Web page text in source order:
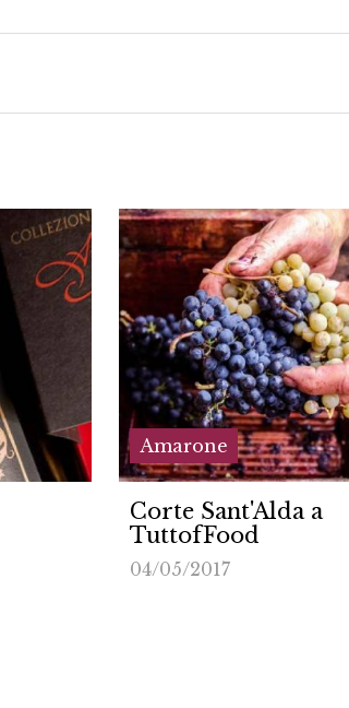
Amarone
La Vetrina
cerca Amarone
07/03/2017